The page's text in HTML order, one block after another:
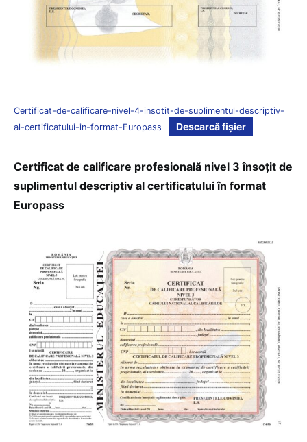
Certificat-de-calificare-nivel-4-insotit-de-suplimentul-descriptiv-
al-certificatului-in-format-Europass
Descarcă fișier
Certificat de calificare profesională nivel 3 însoțit de
suplimentul descriptiv al certificatului în format
Europass